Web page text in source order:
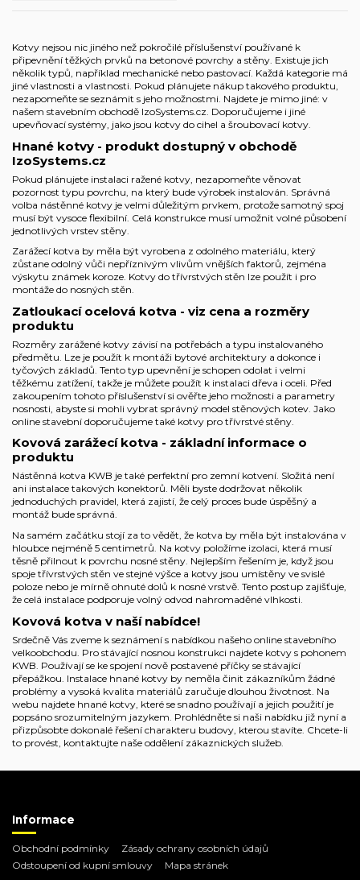
Kotvy nejsou nic jiného než pokročilé příslušenství používané k
připevnění těžkých prvků na betonové povrchy a stěny. Existuje jich
několik typů, například mechanické nebo pastovací. Každá kategorie má
jiné vlastnosti a vlastnosti. Pokud plánujete nákup takového produktu,
nezapomeňte se seznámit s jeho možnostmi. Najdete je mimo jiné: v
našem stavebním obchodě IzoSystems.cz. Doporučujeme i jiné
upevňovací systémy, jako jsou kotvy do cihel a šroubovací kotvy.
Hnané kotvy - produkt dostupný v obchodě
IzoSystems.cz
Pokud plánujete instalaci ražené kotvy, nezapomeňte věnovat
pozornost typu povrchu, na který bude výrobek instalován. Správná
volba nástěnné kotvy je velmi důležitým prvkem, protože samotný spoj
musí být vysoce flexibilní. Celá konstrukce musí umožnit volné působení
jednotlivých vrstev stěny.
Zarážecí kotva by měla být vyrobena z odolného materiálu, který
zůstane odolný vůči nepříznivým vlivům vnějších faktorů, zejména
výskytu známek koroze. Kotvy do třívrstvých stěn lze použít i pro
montáže do nosných stěn.
Zatloukací ocelová kotva - viz cena a rozměry
produktu
Rozměry zarážené kotvy závisí na potřebách a typu instalovaného
předmětu. Lze je použít k montáži bytové architektury a dokonce i
tyčových základů. Tento typ upevnění je schopen odolat i velmi
těžkému zatížení, takže je můžete použít k instalaci dřeva i oceli. Před
zakoupením tohoto příslušenství si ověřte jeho možnosti a parametry
nosnosti, abyste si mohli vybrat správný model stěnových kotev. Jako
online stavební doporučujeme také kotvy pro třívrstvé stěny
Kovová zarážecí kotva - základní informace o
produktu
Nástěnná kotva KWB je také perfektní pro zemní kotvení. Složitá není
ani instalace takových konektorů. Měli byste dodržovat několik
jednoduchých pravidel, která zajistí, že celý proces bude úspěšný a
montáž bude správná.
Na samém začátku stojí za to vědět, že kotva by měla být instalována v
hloubce nejméně 5 centimetrů. Na kotvy položíme izolaci, která musí
těsně přilnout k povrchu nosné stěny. Nejlepším řešením je, když jsou
spoje třívrstvých stěn ve stejné výšce a kotvy jsou umístěny ve svislé
poloze nebo je mírně ohnuté dolů k nosné vrstvě. Tento postup zajišťuje,
že celá instalace podporuje volný odvod nahromaděné vlhkosti.
Kovová kotva v naší nabídce!
Srdečně Vás zveme k seznámení s nabídkou našeho online stavebního
velkoobchodu. Pro stávající nosnou konstrukci najdete kotvy s pohonem
KWB. Používají se ke spojení nově postavené příčky se stávající
přepážkou. Instalace hnané kotvy by neměla činit zákazníkům žádné
problémy a vysoká kvalita materiálů zaručuje dlouhou životnost. Na
webu najdete hnané kotvy, které se snadno používají a jejich použití je
popsáno srozumitelným jazykem. Prohlédněte si naši nabídku již nyní a
přizpůsobte dokonalé řešení charakteru budovy, kterou stavíte. Chcete-li
to provést, kontaktujte naše oddělení zákaznických služeb.
Informace
Obchodní podmínky
Zásady ochrany osobních údajů
Odstoupení od kupní smlouvy
Mapa stránek